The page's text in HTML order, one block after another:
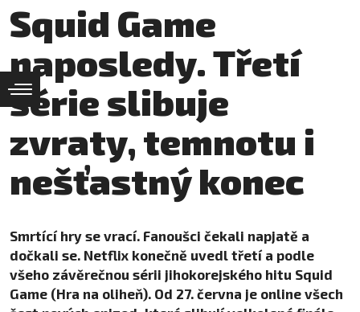
Squid Game
naposledy. Třetí
série slibuje
zvraty, temnotu i
nešťastný konec
Smrtící hry se vrací. Fanoušci čekali napjatě a
dočkali se. Netflix konečně uvedl třetí a podle
všeho závěrečnou sérii jihokorejského hitu Squid
Game (Hra na oliheň). Od 27. června je online všech